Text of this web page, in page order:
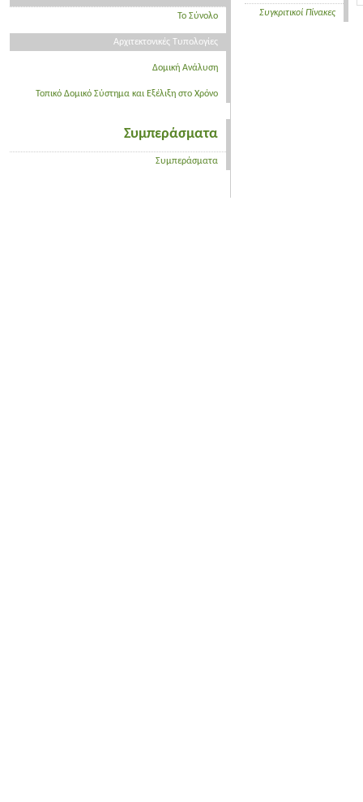
Το Σύνολο
Αρχιτεκτονικές Τυπολογίες
Δομική Ανάλυση
Τοπικό Δομικό Σύστημα και Εξέλιξη στο Χρόνο
Συμπεράσματα
Συμπεράσματα
Συγκριτικοί Πίνακες